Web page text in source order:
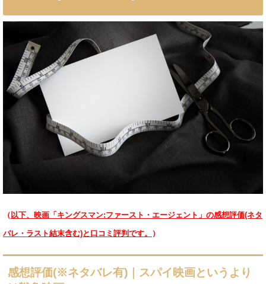
（以下、映画「キングスマン:ファースト・エージェント」の感想評価(ネタ
バレ・ラスト結末含む)と口コミ評判です。 ）
感想評価(※ネタバレ有)｜スパイ映画というより